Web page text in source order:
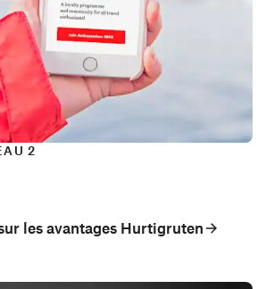
2
les avantages Hurtigruten